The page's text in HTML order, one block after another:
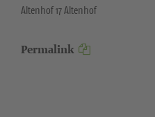
Altenhof 17 Altenhof
Permalink